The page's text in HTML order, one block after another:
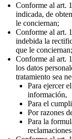
Conforme al art.
indicada, de
le conciernan;
Conforme al art.
indebida la
que le conciernan;
Conforme al art.
los datos
tratamiento sea
Para ejercer
información,
Para el
Por razones
Para la